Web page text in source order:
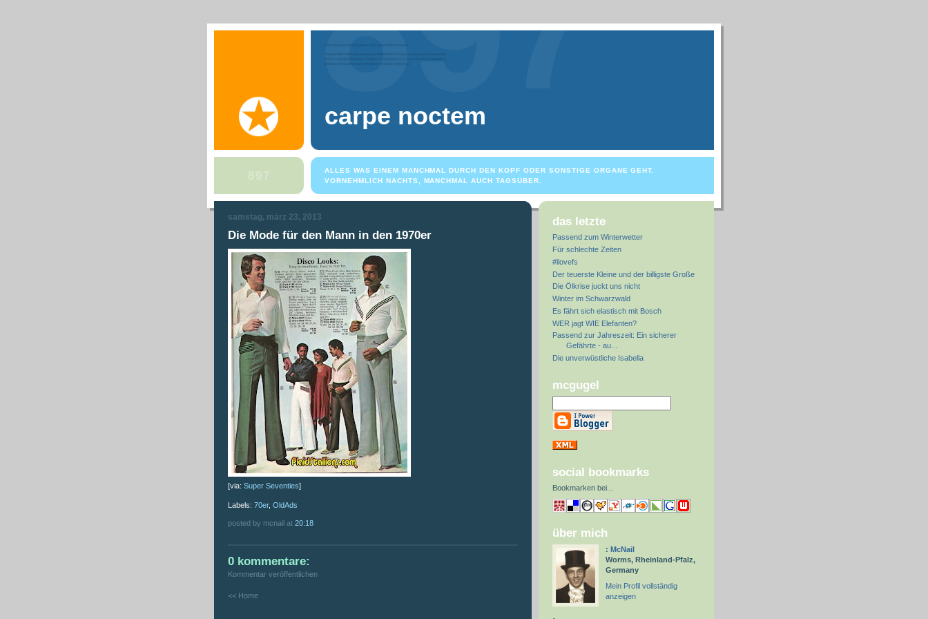
carpe noctem
ALLES WAS EINEM MANCHMAL DURCH DEN KOPF ODER SONSTIGE ORGANE GEHT.
VORNEHMLICH NACHTS, MANCHMAL AUCH TAGSÜBER.
samstag, märz 23, 2013
Die Mode für den Mann in den 1970er
[via: Super Seventies]
Labels: 70er, OldAds
posted by mcnail at 20:18
0 kommentare:
Kommentar veröffentlichen
<< Home
das letzte
Passend zum Winterwetter
Für schlechte Zeiten
#ilovefs
Der teuerste Kleine und der billigste Große
Die Ölkrise juckt uns nicht
Winter im Schwarzwald
Es fährt sich elastisch mit Bosch
WER jagt WIE Elefanten?
Passend zur Jahreszeit: Ein sicherer
Gefährte - au...
Die unverwüstliche Isabella
mcgugel
social bookmarks
Bookmarken bei
über mich
: McNail
Worms, Rheinland-Pfalz,
Germany
Mein Profil vollständig
anzeigen